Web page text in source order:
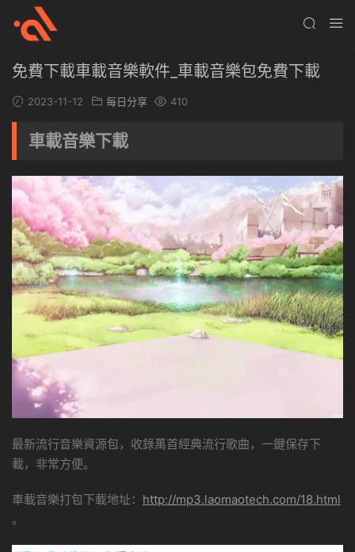
免費下載車載音樂軟件_車載音樂包免費下載
2023-11-12 每日分享 410
車載音樂下載
最新流行音樂資源包，收錄萬首經典流行歌曲，一鍵保存下
載，非常方便。
車載音樂打包下載地址： http://mp3.laomaotech.com/18.html
。